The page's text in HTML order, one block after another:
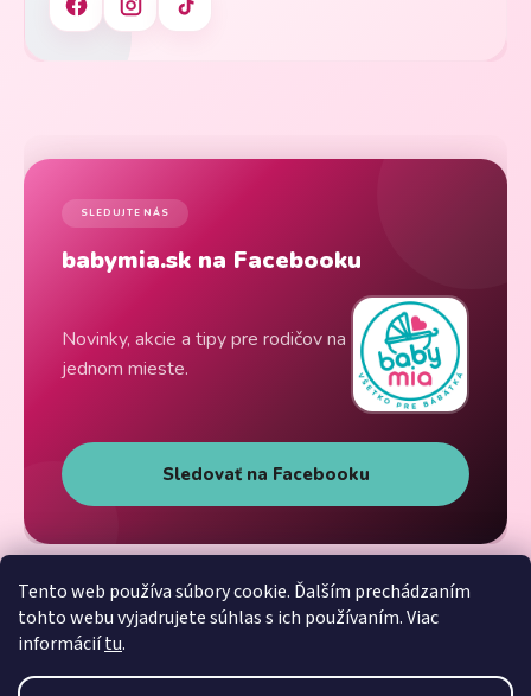
Tento web používa súbory cookie. Ďalším prechádzaním
tohto webu vyjadrujete súhlas s ich používaním. Viac
informáciítu.
SLEDUJTE NÁS
babymia.sk na Facebooku
Novinky, akcie a tipy pre rodičov na
jednom mieste.
Sledovať na Facebooku